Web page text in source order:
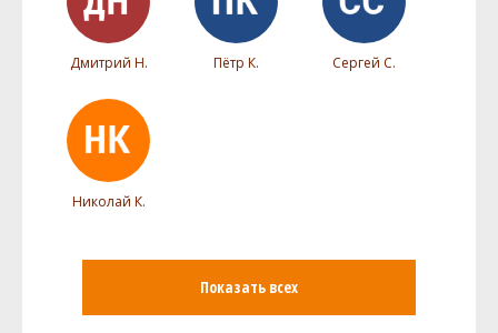
Дмитрий Н. Пётр К. Сергей С.
Николай К.
Показать всех